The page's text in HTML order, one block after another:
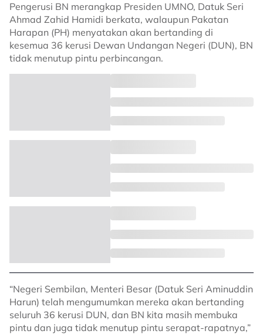
Pengerusi BN merangkap Presiden UMNO, Datuk Seri
Ahmad Zahid Hamidi berkata, walaupun Pakatan
Harapan (PH) menyatakan akan bertanding di
kesemua 36 kerusi Dewan Undangan Negeri (DUN), BN
tidak menutup pintu perbincangan.
“Negeri Sembilan, Menteri Besar (Datuk Seri Aminuddin
Harun) telah mengumumkan mereka akan bertanding
seluruh 36 kerusi DUN, dan BN kita masih membuka
pintu dan juga tidak menutup pintu serapat-rapatnya,”